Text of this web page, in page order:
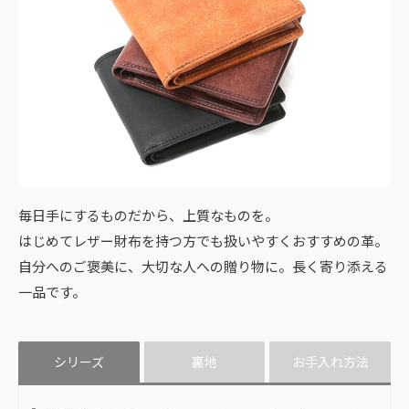
毎日手にするものだから、上質なものを。
はじめてレザー財布を持つ方でも扱いやすくおすすめの革。
自分へのご褒美に、大切な人への贈り物に。長く寄り添える
一品です。
シリーズ 裏地 お手入れ方法